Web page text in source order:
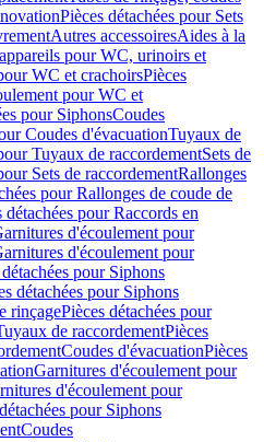
Pièces détachées pour Sets
Autres accessoiresAides à la
pour WC, urinoirs et
WC et crachoirsPièces
pour WC et
pour SiphonsCoudes
Coudes d'évacuationTuyaux de
Tuyaux de raccordementSets de
Sets de raccordementRallonges
pour Rallonges de coude de
détachées pour Raccords en
d'écoulement pour
d'écoulement pour
pour Siphons
détachées pour Siphons
rinçagePièces détachées pour
de raccordementPièces
Coudes d'évacuationPièces
Garnitures d'écoulement pour
d'écoulement pour
pour Siphons
Coudes